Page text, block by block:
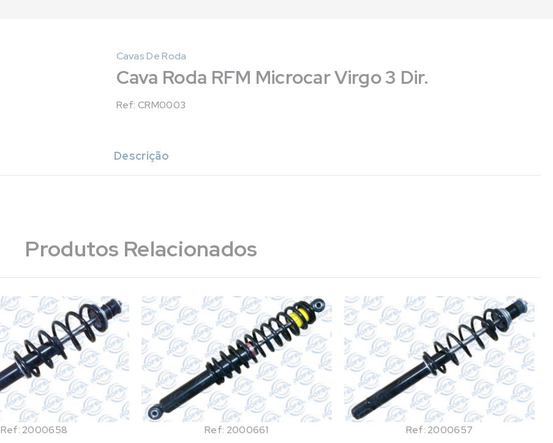
Cavas De Roda
Cava Roda RFM Microcar Virgo 3 Dir.
Ref: CRM0003
Descrição
Produtos Relacionados
Ref: 2000658
Ref: 2000661
Ref: 2000657